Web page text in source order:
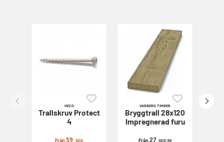
HECO
TrallskruvProtect
4
Från59 SEK
VARBERG TIMBER
Bryggtrall 28x120
Impregnerad furu
Från 27 SEK/M